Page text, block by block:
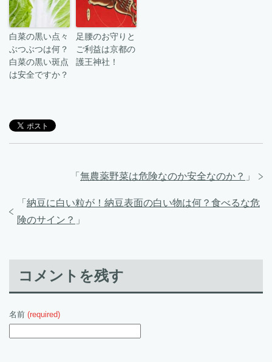
白菜の黒い点々
ぶつぶつは何？
白菜の黒い斑点
は安全ですか？
足腰のお守りと
ご利益は京都の
護王神社！
「 無農薬野菜は危険なのか安全なのか？ 」
「 納豆に白い粒が！納豆表面の白い物は何？食べるな危
険のサイン？ 」
コメントを残す
名前 (required)